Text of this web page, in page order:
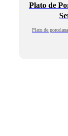
Plato de
Plato de